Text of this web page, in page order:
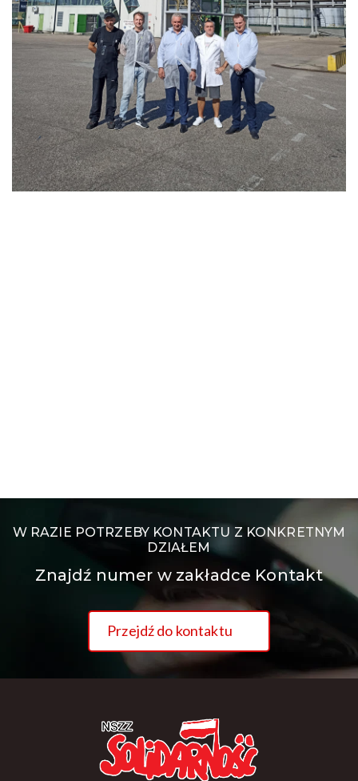
W RAZIE POTRZEBY KONTAKTU Z KONKRETNYM
DZIAŁEM
Znajdź numer w zakładce Kontakt
Przejdź do kontaktu